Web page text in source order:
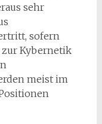
sehr
sofern
Kybernetik
meist im